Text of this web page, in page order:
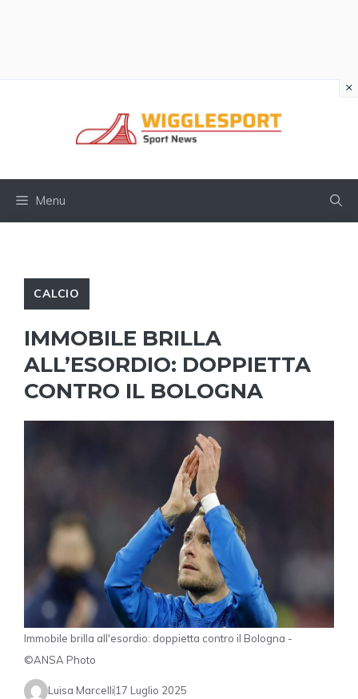
Menu
CALCIO
IMMOBILE BRILLA
ALL’ESORDIO: DOPPIETTA
CONTRO IL BOLOGNA
Immobile brilla all'esordio: doppietta contro il Bologna -
©ANSA Photo
Luisa Marcelli17 Luglio 2025
×